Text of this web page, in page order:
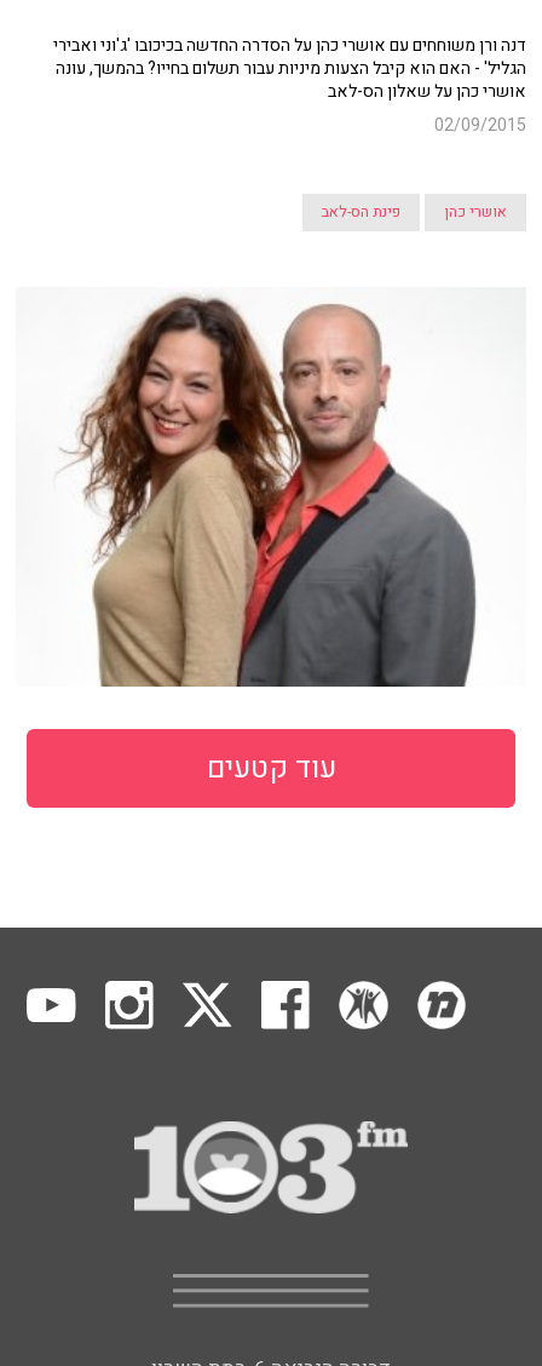
דנה ורן משוחחים עם אושרי כהן על הסדרה החדשה בכיכובו 'ג'וני ואבירי
הגליל' - האם הוא קיבל הצעות מיניות עבור תשלום בחייו? בהמשך, עונה
אושרי כהן על שאלון הס-לאב
02/09/2015
אושרי כהן פינת הס-לאב
עוד קטעים